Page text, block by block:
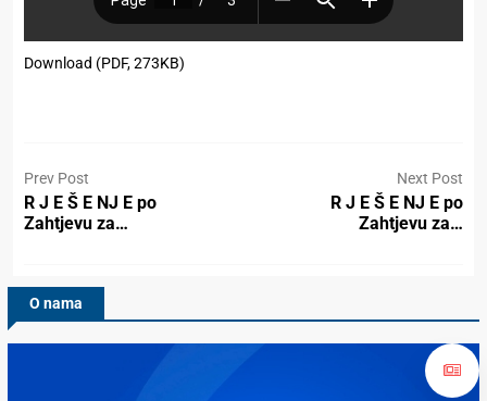
Download (PDF, 273KB)
Prev Post
R J E Š E NJ E po
Zahtjevu za…
Next Post
R J E Š E NJ E po
Zahtjevu za…
O nama